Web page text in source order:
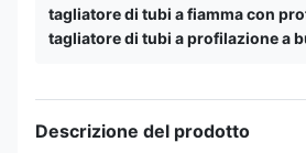
tagliatore di tubi a fiamma con
tagliatore di tubi a profilazione a
Descrizione del prodotto